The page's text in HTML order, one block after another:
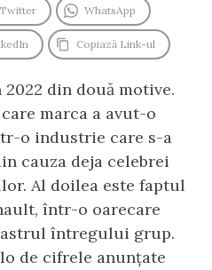
Twitter WhatsApp
Copiază Link-ul
din două motive.
marca a avut-o
o industrie care s-a
cauza deja celebrei
Al doilea este faptul
într-o oarecare
întregului grup.
de cifrele anunțate